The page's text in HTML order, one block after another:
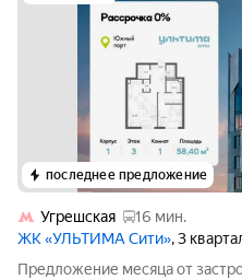
последнее предложение
Угрешская
16 мин.
ЖК «УЛЬТИМА Сити», 3
Предложение месяца от